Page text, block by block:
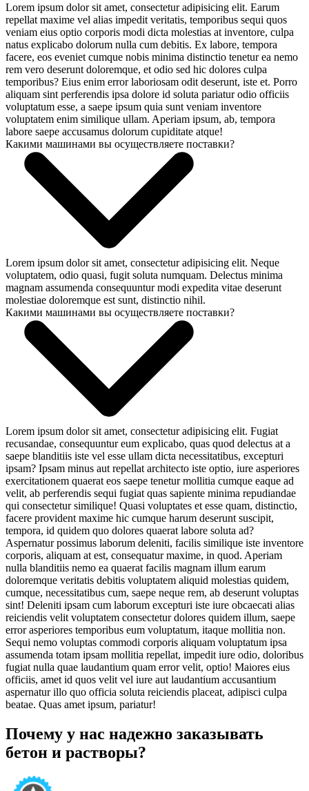
Lorem ipsum dolor sit amet, consectetur adipisicing elit. Earum
repellat maxime vel alias impedit veritatis, temporibus sequi quos
veniam eius optio corporis modi dicta molestias at inventore, culpa
natus explicabo dolorum nulla cum debitis. Ex labore, tempora
facere, eos eveniet cumque nobis minima distinctio tenetur ea nemo
rem vero deserunt doloremque, et odio sed hic dolores culpa
temporibus? Eius enim error laboriosam odit deserunt, iste et. Porro
aliquam sint perferendis ipsa dolore id soluta pariatur odio officiis
voluptatum esse, a saepe ipsum quia sunt veniam inventore
voluptatem enim similique ullam. Aperiam ipsum, ab, tempora
labore saepe accusamus dolorum cupiditate atque!
Какими машинами вы осуществляете поставки?
Lorem ipsum dolor sit amet, consectetur adipisicing elit. Neque
voluptatem, odio quasi, fugit soluta numquam. Delectus minima
magnam assumenda consequuntur modi expedita vitae deserunt
molestiae doloremque est sunt, distinctio nihil.
Какими машинами вы осуществляете поставки?
Lorem ipsum dolor sit amet, consectetur adipisicing elit. Fugiat
recusandae, consequuntur eum explicabo, quas quod delectus at a
saepe blanditiis iste vel esse ullam dicta necessitatibus, excepturi
ipsam? Ipsam minus aut repellat architecto iste optio, iure asperiores
exercitationem quaerat eos saepe tenetur mollitia cumque eaque ad
velit, ab perferendis sequi fugiat quas sapiente minima repudiandae
qui consectetur similique! Quasi voluptates et esse quam, distinctio,
facere provident maxime hic cumque harum deserunt suscipit,
tempora, id quidem quo dolores quaerat labore soluta ad?
Aspernatur possimus laborum deleniti, facilis similique iste inventore
corporis, aliquam at est, consequatur maxime, in quod. Aperiam
nulla blanditiis nemo ea quaerat facilis magnam illum earum
doloremque veritatis debitis voluptatem aliquid molestias quidem,
cumque, necessitatibus cum, saepe neque rem, ab deserunt voluptas
sint! Deleniti ipsam cum laborum excepturi iste iure obcaecati alias
reiciendis velit voluptatem consectetur dolores quidem illum, saepe
error asperiores temporibus eum voluptatum, itaque mollitia non.
Sequi nemo voluptas commodi corporis aliquam voluptatum ipsa
assumenda totam ipsam mollitia repellat, impedit iure odio, doloribus
fugiat nulla quae laudantium quam error velit, optio! Maiores eius
officiis, amet id quos velit vel iure aut laudantium accusantium
aspernatur illo quo officia soluta reiciendis placeat, adipisci culpa
beatae. Quas amet ipsum, pariatur!
Почему у нас надежно заказывать
бетон и растворы?